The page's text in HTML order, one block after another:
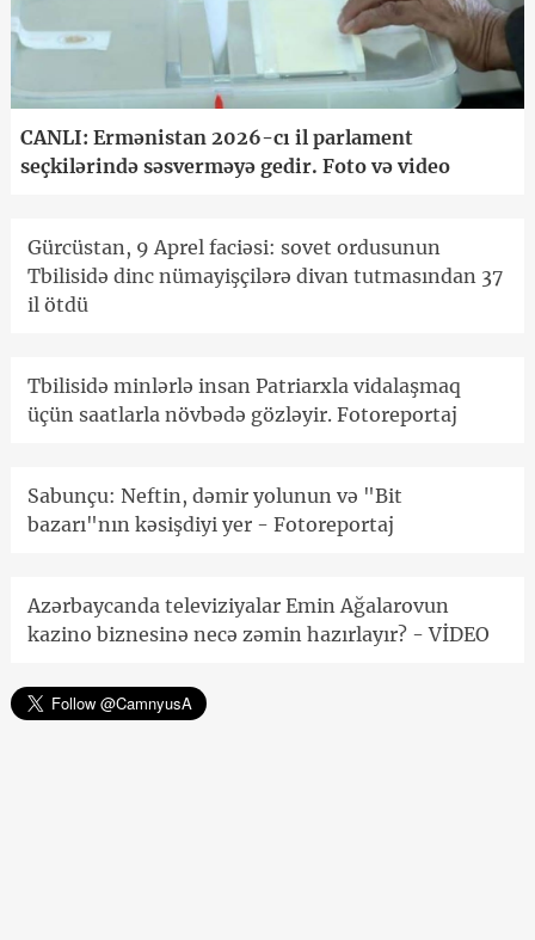
CANLI: Ermənistan 2026-cı il parlament
seçkilərində səsverməyə gedir. Foto və video
Gürcüstan, 9 Aprel faciəsi: sovet ordusunun
Tbilisidə dinc nümayişçilərə divan tutmasından 37
il ötdü
Tbilisidə minlərlə insan Patriarxla vidalaşmaq
üçün saatlarla növbədə gözləyir. Fotoreportaj
Sabunçu: Neftin, dəmir yolunun və "Bit
bazarı"nın kəsişdiyi yer - Fotoreportaj
Azərbaycanda televiziyalar Emin Ağalarovun
kazino biznesinə necə zəmin hazırlayır? - VİDEO